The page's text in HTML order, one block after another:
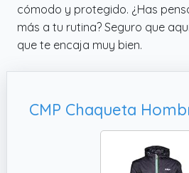
cómodo y protegido. ¿Has
más a tu rutina? Seguro que
que te encaja muy bien.